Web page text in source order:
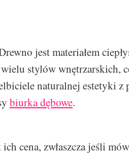
jest materiałem
stylów wnętrzarskich,
naturalnej estetyki z
biurka dębowe.
cena, zwłaszcza jeśli